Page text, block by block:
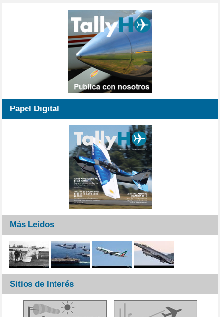
Papel Digital
Más Leídos
Sitios de Interés